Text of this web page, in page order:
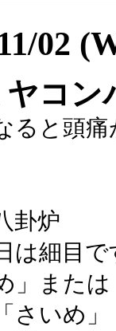
02
ヤコン
ると頭
卦炉
は細目
」また
さいめ